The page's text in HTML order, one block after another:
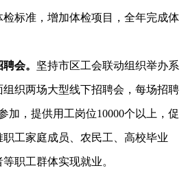
标准，增加体检项目，全年完成体
会。 坚持市区工会联动组织举办系
织两场大型线下招聘会，每场招聘
加，提供用工岗位10000个以上，促
工家庭成员、农民工、高校毕业
职工群体实现就业。